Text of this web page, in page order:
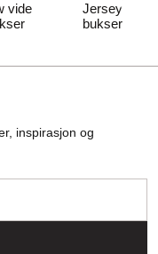
vide
Jersey
bukser
inspirasjon og